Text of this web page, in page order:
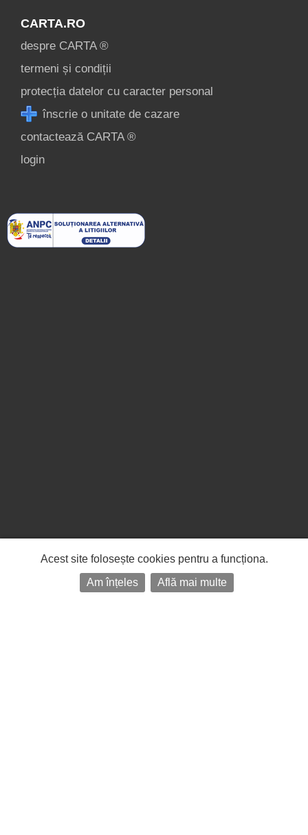
CARTA.RO
despre CARTA ®
termeni și condiții
protecția datelor cu caracter personal
înscrie o unitate de cazare
contactează CARTA ®
login
Acest site folosește cookies pentru a funcționa.
Am înțeles
Află mai multe